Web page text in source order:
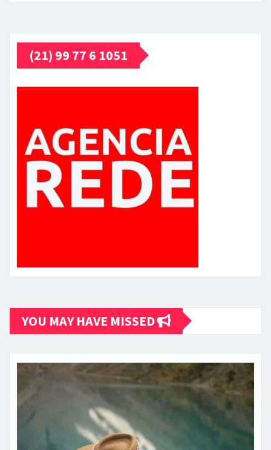
(21) 99 77 6 1051
YOU MAY HAVE MISSED